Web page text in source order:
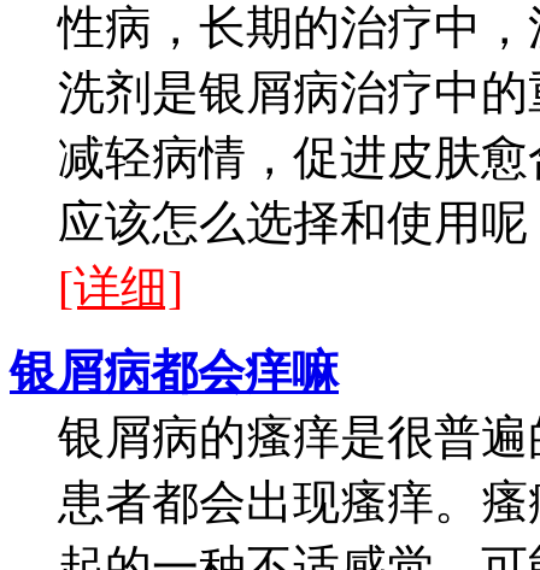
性病，长期的治疗中
洗剂是银屑病治疗中
减轻病情，促进皮肤
应该怎么选择和使用
[详细]
银屑病都会痒嘛
银屑病的瘙痒是很普
患者都会出现瘙痒。